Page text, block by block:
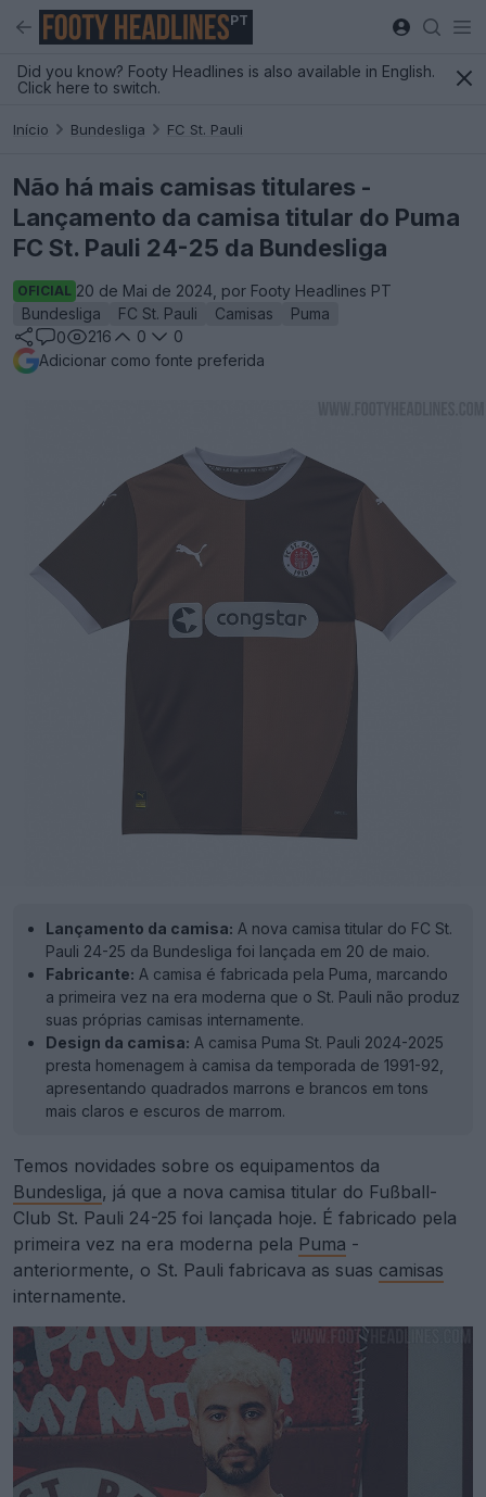
PT
Did you know? Footy Headlines is also available in English.
Click here to switch.
Início Bundesliga FC St. Pauli
Não há mais camisas titulares -
Lançamento da camisa titular do Puma
FC St. Pauli 24-25 da Bundesliga
OFICIAL 20 de Mai de 2024, por Footy Headlines PT
Bundesliga
FC St. Pauli Camisas
Puma
0
216 0
0
Adicionar como fonte preferida
Lançamento da camisa: A nova camisa titular do FC St.
Pauli 24-25 da Bundesliga foi lançada em 20 de maio.
Fabricante: A camisa é fabricada pela Puma, marcando
a primeira vez na era moderna que o St. Pauli não produz
suas próprias camisas internamente.
Design da camisa: A camisa Puma St. Pauli 2024-2025
presta homenagem à camisa da temporada de 1991-92,
apresentando quadrados marrons e brancos em tons
mais claros e escuros de marrom.
Temos novidades sobre os equipamentos da
Bundesliga, já que a nova camisa titular do Fußball-
Club St. Pauli 24-25 foi lançada hoje. É fabricado pela
primeira vez na era moderna pela Puma -
anteriormente, o St. Pauli fabricava as suas camisas
internamente.